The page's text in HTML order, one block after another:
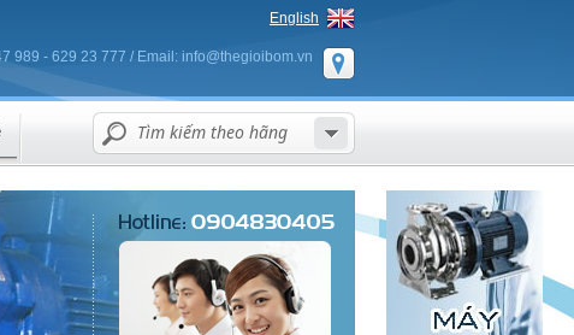
English
989 - 629 23 777 / Email: info@thegioibom.vn